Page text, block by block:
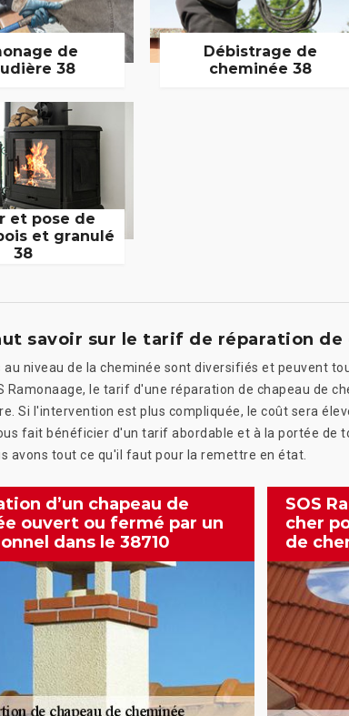
de
38
Débistrage de
cheminée 38
et pose de
et granulé
38
savoir sur le tarif de réparation de
au niveau de la cheminée sont diversifiés et peuvent
Ramonaage, le tarif d'une réparation de chapeau de
Si l'intervention est plus compliquée, le coût sera
fait bénéficier d'un tarif abordable et à la portée de
avons tout ce qu'il faut pour la remettre en état.
d’un chapeau de
ouvert ou fermé par un
dans le 38710
SOS
cher
de